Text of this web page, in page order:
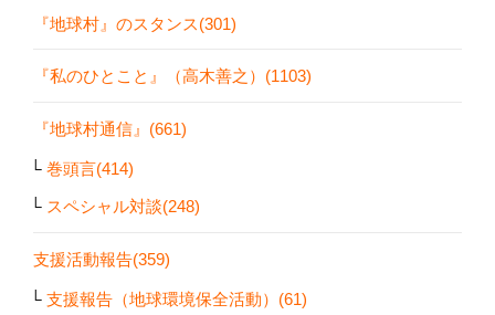
『地球村』のスタンス(301)
『私のひとこと』（高木善之）(1103)
『地球村通信』(661)
巻頭言(414)
スペシャル対談(248)
支援活動報告(359)
支援報告（地球環境保全活動）(61)